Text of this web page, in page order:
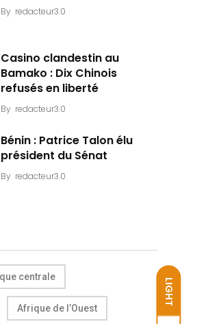
LIGHT
By redacteur3.0
Casino clandestin au
Bamako : Dix Chinois
refusés en liberté
By redacteur3.0
Bénin : Patrice Talon élu
président du Sénat
By redacteur3.0
centrale
Afrique de l’Ouest